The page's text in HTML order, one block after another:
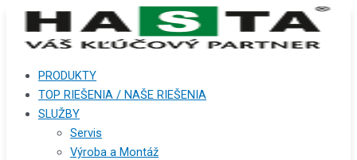
PRODUKTY
TOP RIEŠENIA / NAŠE RIEŠENIA
SLUŽBY
Servis
Výroba a Montáž